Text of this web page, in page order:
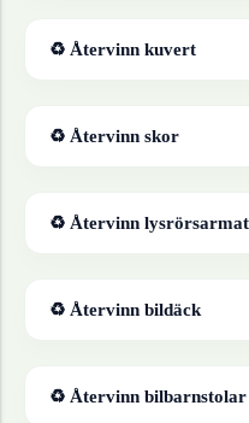
♻ Återvinn kuvert
♻ Återvinn skor
♻ Återvinn
♻ Återvinn bildäck
♻ Återvinn bilbarnstolar